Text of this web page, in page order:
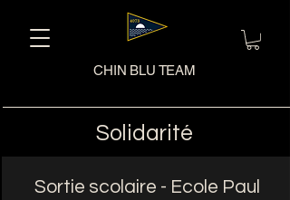
CHIN BLU TEAM
Solidarité
Sortie scolaire - Ecole Paul